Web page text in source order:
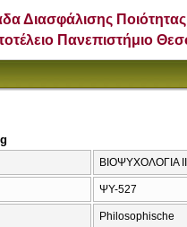
Διασφάλισης Ποιότητας
Πανεπιστήμιο
ΒΙΟΨΥΧΟΛΟΓΙΑ
ΨΥ-527
Philosophische